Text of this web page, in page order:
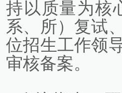
持以质量为核
系、所）复试
位招生工作领
审核备案。